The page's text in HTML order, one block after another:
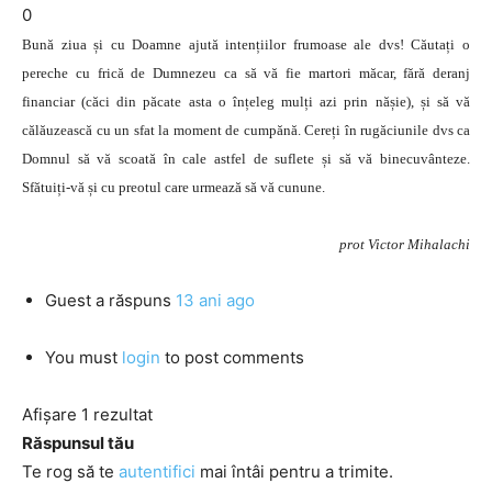
0
Bună ziua și cu Doamne ajută intențiilor frumoase ale dvs! Căutați o
pereche cu frică de Dumnezeu ca să vă fie martori măcar, fără deranj
financiar (căci din păcate asta o înțeleg mulți azi prin nășie), și să vă
călăuzească cu un sfat la moment de cumpănă. Cereți în rugăciunile dvs ca
Domnul să vă scoată în cale astfel de suflete și să vă binecuvânteze.
Sfătuiți-vă și cu preotul care urmează să vă cunune.
prot Victor Mihalachi
Guest a răspuns 13 ani ago
You must login to post comments
Afișare 1 rezultat
Răspunsul tău
Te rog să te autentifici mai întâi pentru a trimite.